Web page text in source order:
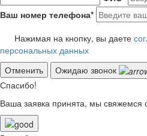
Ваш номер телефона*
Нажимая на кнопку, вы даете
персональных данных
Отменить
Ожидаю звонок
Спасибо!
Ваша заявка принята, мы свяжемся